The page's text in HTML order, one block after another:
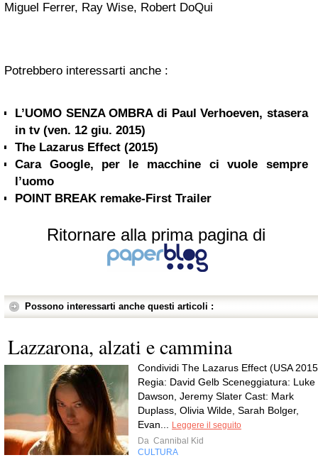
Miguel Ferrer, Ray Wise, Robert DoQui
Potrebbero interessarti anche :
L’UOMO SENZA OMBRA di Paul Verhoeven, stasera
in tv (ven. 12 giu. 2015)
The Lazarus Effect (2015)
Cara Google, per le macchine ci vuole sempre
l’uomo
POINT BREAK remake-First Trailer
Ritornare alla prima pagina di
Possono interessarti anche questi articoli :
Lazzarona, alzati e cammina
Condividi The Lazarus Effect (USA
Regia: David Gelb Sceneggiatura: Luke
Dawson, Jeremy Slater Cast: Mark
Duplass, Olivia Wilde, Sarah Bolger,
Evan... Leggere il seguito
Da Cannibal Kid
CULTURA